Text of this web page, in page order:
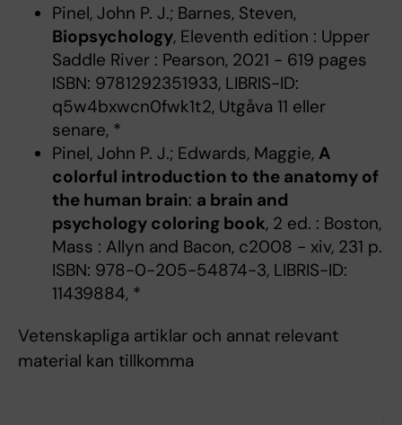
Pinel, John P. J.; Barnes, Steven,
Biopsychology, Eleventh edition : Upper
Saddle River : Pearson, 2021 - 619 pages
ISBN: 9781292351933, LIBRIS-ID:
q5w4bxwcn0fwk1t2, Utgåva 11 eller
senare, *
Pinel, John P. J.; Edwards, Maggie, A
colorful introduction to the anatomy of
the human brain: a brain and
psychology coloring book, 2 ed. : Boston,
Mass : Allyn and Bacon, c2008 - xiv, 231 p.
ISBN: 978-0-205-54874-3, LIBRIS-ID:
11439884, *
Vetenskapliga artiklar och annat relevant
material kan tillkomma